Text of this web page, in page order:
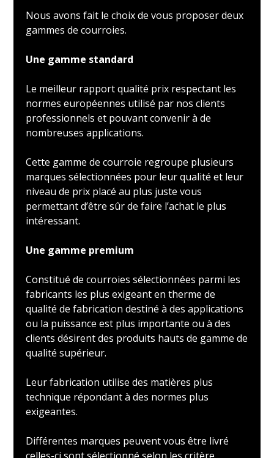
Nous avons fait le choix de vous proposer deux
gammes de courroies.
Une gamme standard
Le meilleur rapport qualité prix respectant les
normes européennes utilisé par nos clients
professionnels et pouvant convenir à de
nombreuses applications.
Cette gamme de courroie regroupe plusieurs
marques sélectionnées pour leur qualité et leur
niveau de prix placé au plus juste vous
permettant d’être sûr de faire l’achat le plus
intéressant.
Une gamme premium
Constitué de courroies sélectionnées parmi les
fabricants les plus exigeant en therme de
qualité de fabrication destiné à des applications
ou la puissance est plus importante ou à des
clients désirent des produits hauts de gamme de
qualité supérieur.
Leur fabrication utilise des matières plus
technique répondant à des normes plus
exigeantes.
Différentes marques peuvent vous être livré